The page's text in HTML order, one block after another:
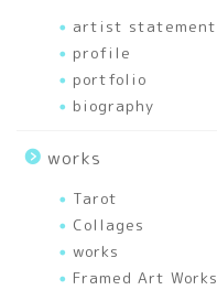
artist statement
profile
portfolio
biography
works
Tarot
Collages
works
Framed Art Works